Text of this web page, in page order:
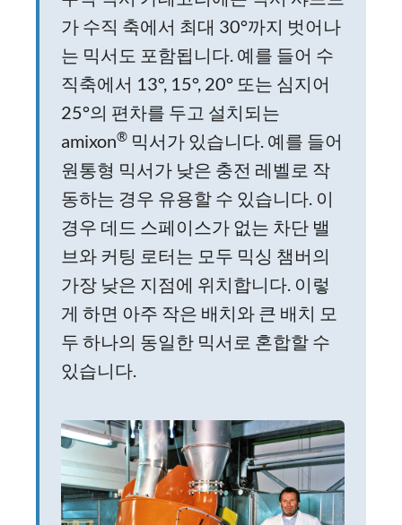
가 수직 축에서 최대 30°까지 벗어나
는 믹서도 포함됩니다. 예를 들어 수
직축에서 13°, 15°, 20° 또는 심지어
25°의 편차를 두고 설치되는
amixon® 믹서가 있습니다. 예를 들어
원통형 믹서가 낮은 충전 레벨로 작
동하는 경우 유용할 수 있습니다. 이
경우 데드 스페이스가 없는 차단 밸
브와 커팅 로터는 모두 믹싱 챔버의
가장 낮은 지점에 위치합니다. 이렇
게 하면 아주 작은 배치와 큰 배치 모
두 하나의 동일한 믹서로 혼합할 수
있습니다.